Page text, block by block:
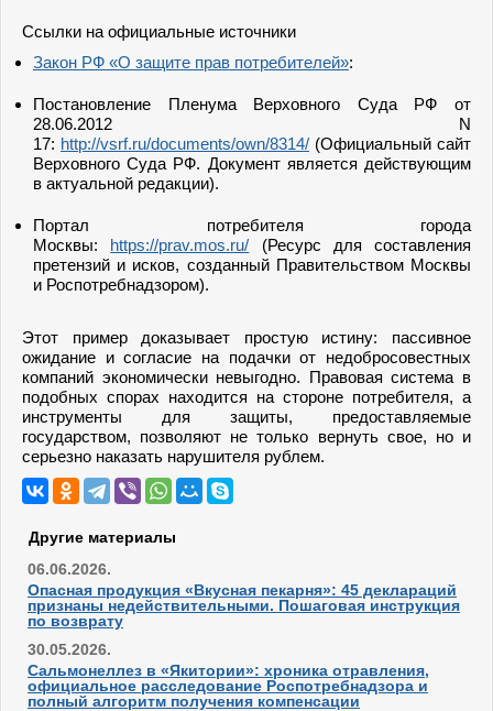
Ссылки на официальные источники
Закон РФ «О защите прав потребителей»:
Постановление Пленума Верховного Суда РФ от
28.06.2012 N
17: http://vsrf.ru/documents/own/8314/ (Официальный сайт
Верховного Суда РФ. Документ является действующим
в актуальной редакции).
Портал потребителя города
Москвы: https://prav.mos.ru/ (Ресурс для составления
претензий и исков, созданный Правительством Москвы
и Роспотребнадзором).
Этот пример доказывает простую истину: пассивное
ожидание и согласие на подачки от недобросовестных
компаний экономически невыгодно. Правовая система в
подобных спорах находится на стороне потребителя, а
инструменты для защиты, предоставляемые
государством, позволяют не только вернуть свое, но и
серьезно наказать нарушителя рублем.
Другие материалы
06.06.2026.
Опасная продукция «Вкусная пекарня»: 45 деклараций
признаны недействительными. Пошаговая инструкция
по возврату
30.05.2026.
Сальмонеллез в «Якитории»: хроника отравления,
официальное расследование Роспотребнадзора и
полный алгоритм получения компенсации